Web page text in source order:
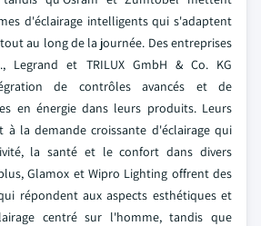
d'éclairage intelligents qui s'adaptent
au long de la journée. Des entreprises
Legrand et TRILUX GmbH & Co. KG
de contrôles avancés et de
en énergie dans leurs produits. Leurs
à la demande croissante d'éclairage qui
la santé et le confort dans divers
Glamox et Wipro Lighting offrent des
répondent aux aspects esthétiques et
centré sur l'homme, tandis que